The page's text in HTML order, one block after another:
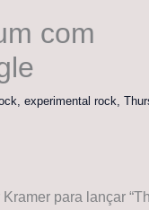
com
, experimental rock,
para lançar